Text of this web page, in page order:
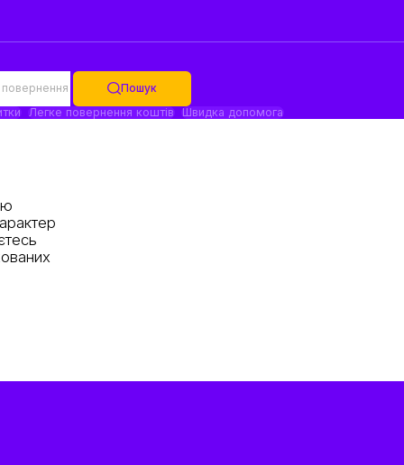
Пошук
Легке повернення коштів Швидка допомога